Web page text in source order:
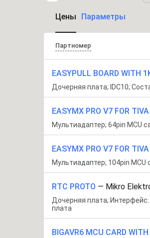
Цены Параметры
Партномер
EASYPULL BOARD WITH
Дочерняя плата; IDC10;
EASYMX PRO V7 FOR
Мультиадаптер; 64pin MCU
EASYMX PRO V7 FOR
Мультиадаптер; 104pin MCU
RTC PROTO — Mikro
Дочерняя плата;
плата
BIGAVR6 MCU CARD